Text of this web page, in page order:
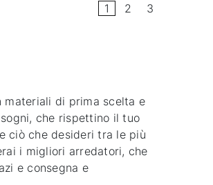
1 2 3
di prima scelta e
che rispettino il tuo
ciò che desideri tra le più
i migliori arredatori, che
e consegna e